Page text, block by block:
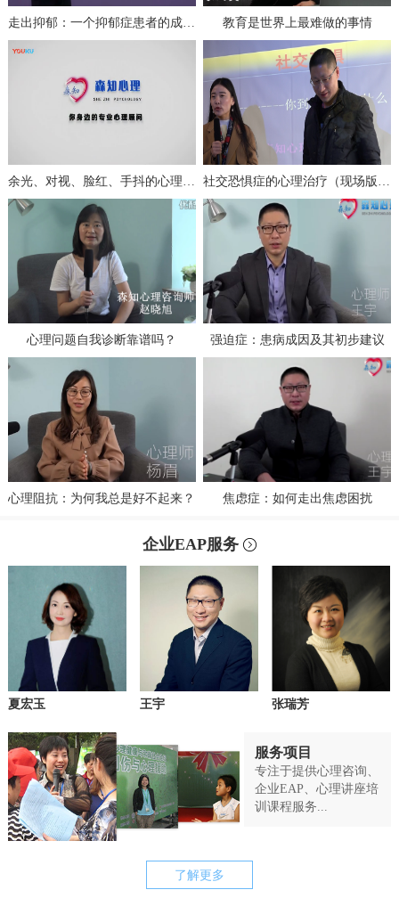
走出抑郁：一个抑郁症患者的成功自救（上） 教育是世界上最难做的事情
余光、对视、脸红、手抖的心理分析与治疗 社交恐惧症的心理治疗（现场版一）
心理问题自我诊断靠谱吗？ 强迫症：患病成因及其初步建议
心理阻抗：为何我总是好不起来？ 焦虑症：如何走出焦虑困扰
企业EAP服务
夏宏玉 王宇 张瑞芳
服务项目
专注于提供心理咨询、
企业EAP、心理讲座培
训课程服务...
了解更多